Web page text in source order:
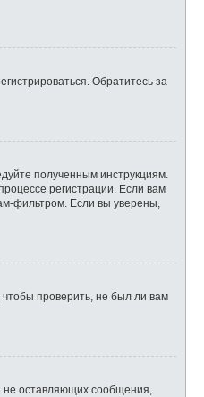
Обратитесь за
полученным инструкциям.
регистрации. Если вам
фильтром. Если вы уверены,
проверить, не был ли вам
не оставляющих сообщения,